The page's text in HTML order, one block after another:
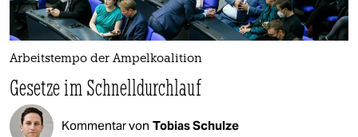
Arbeitstempo der Ampelkoalition
Gesetze im Schnelldurchlauf
Kommentar von Tobias Schulze